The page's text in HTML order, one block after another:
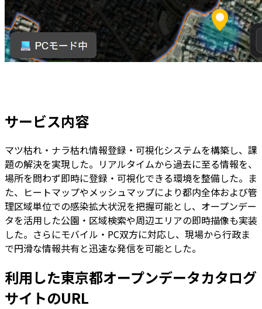
サービス内容
マツ枯れ・ナラ枯れ情報登録・可視化システムを構築し、課
題の解決を実現した。リアルタイムから過去に至る情報を、
場所を問わず即時に登録・可視化できる環境を整備した。ま
た、ヒートマップやメッシュマップにより都内全体および管
理区域単位での感染拡大状況を把握可能とし、オープンデー
タを活用した公園・区域検索や周辺エリアの即時描像も実装
した。さらにモバイル・PC双方に対応し、現場から行政ま
で円滑な情報共有と迅速な発信を可能とした。
利用した東京都オープンデータカタログ
サイトのURL